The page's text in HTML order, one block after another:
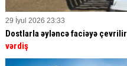
29 İyul 2026 23:33
Dostlarla əyləncə faciəyə çevrilir
vərdiş